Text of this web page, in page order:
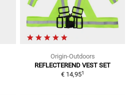
Origin-Outdoors
REFLECTEREND VEST SET
€ 14,951